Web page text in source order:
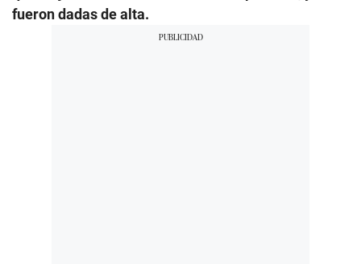
fueron dadas de alta.